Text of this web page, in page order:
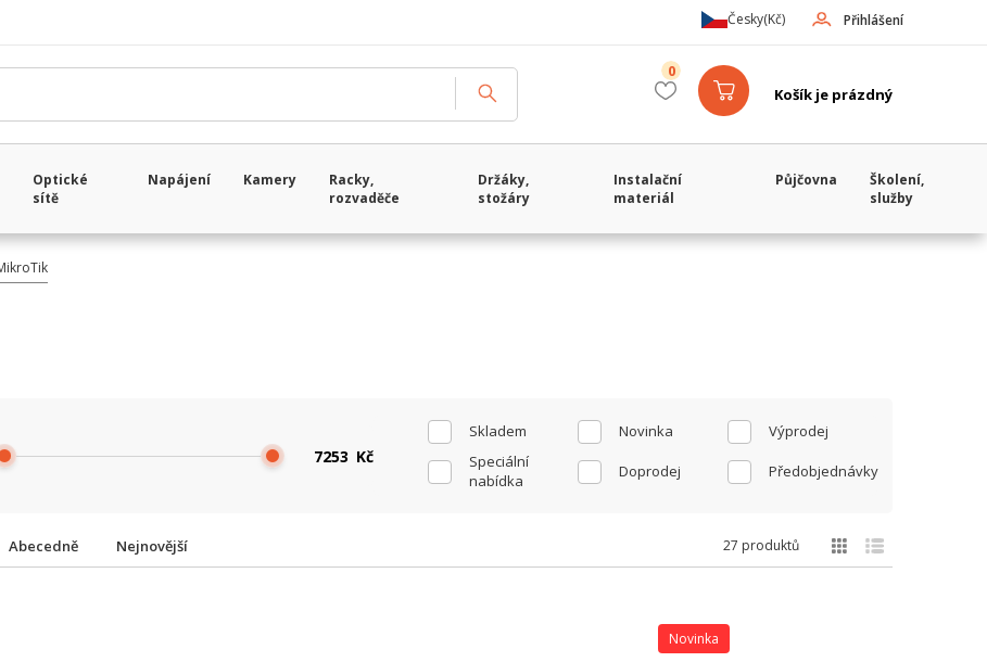
Přihlášení
Česky(Kč)
Košík je prázdný
0
Optické
sítě
Napájení Kamery
Racky,
rozvaděče
Držáky,
stožáry
Instalační
materiál
Půjčovna
Školení,
služby
Skladem Novinka
Výprodej
Speciální
nabídka
Doprodej Předobjednávky
Kč
Abecedně Nejnovější 27 produktů
Novinka